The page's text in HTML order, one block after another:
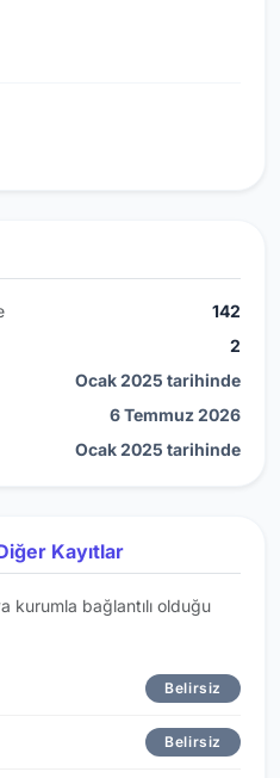
142
2
Ocak 2025 tarihinde
6 Temmuz 2026
Ocak 2025 tarihinde
Kayıtlar
kurumla bağlantılı olduğu
Belirsiz
Belirsiz